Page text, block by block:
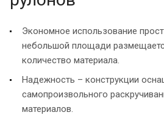
Экономное использование
небольшой площади
количество материала.
Надежность – конструкции
самопроизвольного
материалов.